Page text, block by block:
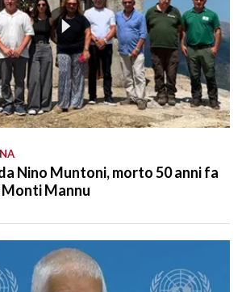
Nino Muntoni, morto 50 anni fa
Monti Mannu